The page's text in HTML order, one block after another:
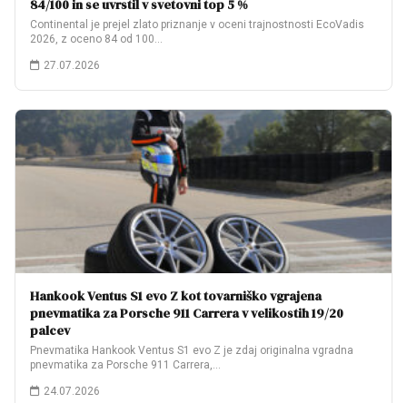
84/100 in se uvrstil v svetovni top 5 %
Continental je prejel zlato priznanje v oceni trajnostnosti EcoVadis
2026, z oceno 84 od 100…
27.07.2026
Hankook Ventus S1 evo Z kot tovarniško vgrajena
pnevmatika za Porsche 911 Carrera v velikostih 19/20
palcev
Pnevmatika Hankook Ventus S1 evo Z je zdaj originalna vgradna
pnevmatika za Porsche 911 Carrera,…
24.07.2026